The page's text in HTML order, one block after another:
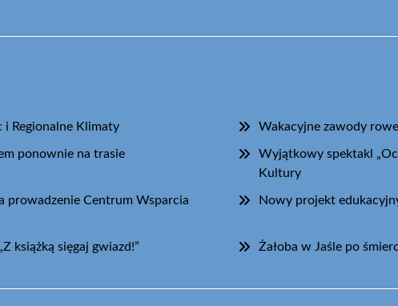
i Regionalne Klimaty Wakacyjne zawody
ponownie na trasie
Wyjątkowy spektakl
Kultury
prowadzenie Centrum Wsparcia
Nowy projekt
książką sięgaj gwiazd!” Żałoba w Jaśle po